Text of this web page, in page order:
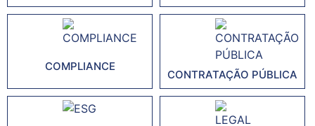
COMPLIANCE
CONTRATAÇÃO PÚBLICA